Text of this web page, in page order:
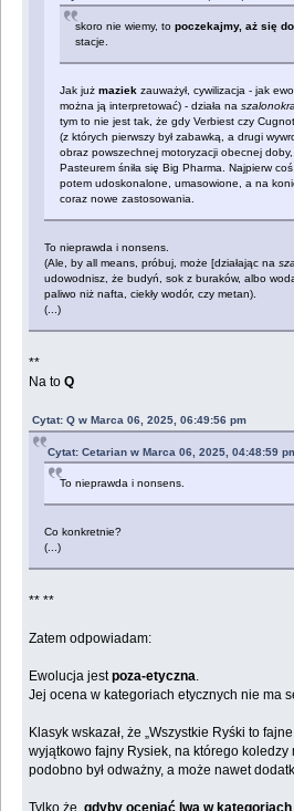
skoro nie wiemy, topoczekajmy, aż się
stacje.
Jak jużmaziek zauważył, cywilizacja - jak
można ją interpretować) - działa na
tym to nie jest tak, że gdy Verbiest czy
(z których pierwszy był zabawką, a drugi
obraz powszechnej motoryzacji obecnej
Pasteurem śniła się Big Pharma. Najpierw
potem udoskonalone, umasowione, a na
coraz nowe zastosowania.
To nieprawda i nonsens.
(Ale, by all means, próbuj, może [działając na
udowodnisz, że budyń, sok z buraków, albo
paliwo niż nafta, ciekły wodór, czy metan).
(...)
**
Na toQ
Cytat: Q w Marca 06, 2025, 06:49:56 pm
Cytat: Cetarian w Marca 06, 2025, 04:48:59
To nieprawda i nonsens.
Co konkretnie?
(...)
** **
Zatem odpowiadam:
Ewolucja jestpoza-etyczna.
Jej ocena w kategoriach etycznych nie ma
Klasyk wskazał, że „Wszystkie Ryśki to fajne
wyjątkowo fajny Rysiek, na którego koledzy
podobno był odważny, a może nawet